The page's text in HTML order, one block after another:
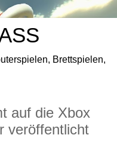
Brettspielen,
auf die Xbox
veröffentlicht